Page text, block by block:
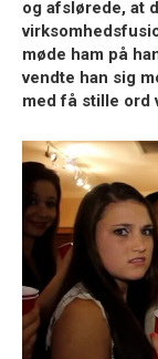
og afslørede, at
møde ham på
vendte han sig
med få stille ord